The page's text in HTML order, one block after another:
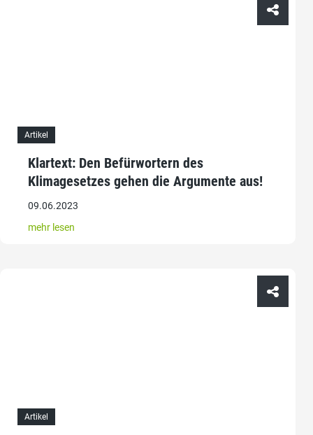
Artikel
Klartext: Den Befürwortern des
Klimagesetzes gehen die Argumente aus!
09.06.2023
mehr lesen
Artikel